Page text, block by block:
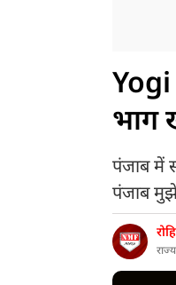
भाग
पंजाब में
पंजाब मुझे
राज्य